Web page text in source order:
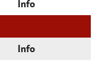
Info
Info